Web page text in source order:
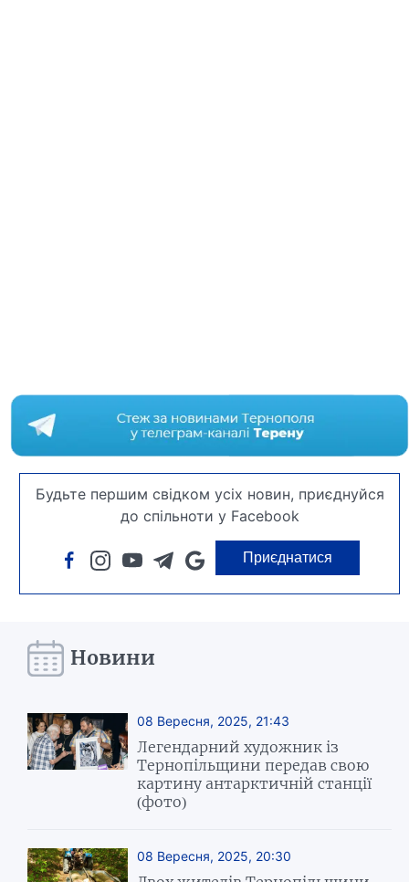
Будьте першим свідком усіх новин, приєднуйся
до спільноти у Facebook
Приєднатися
Новини
08 Вересня, 2025, 21:43
Легендарний художник із
Тернопільщини передав свою
картину антарктичній станції
(фото)
08 Вересня, 2025, 20:30